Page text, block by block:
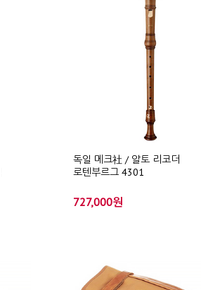
독일 메크社 / 알토 리코더
로텐부르그 4301
727,000원